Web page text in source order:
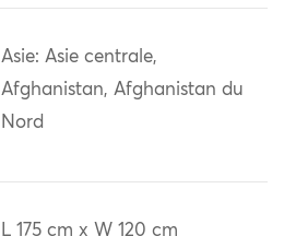
Asie: Asie centrale,
Afghanistan, Afghanistan du
Nord
L 175 cm x W 120 cm